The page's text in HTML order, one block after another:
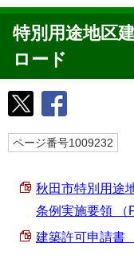
特別用途地区
ロード
ページ番号1009232
秋田市特別用途
条例実施要領 （
建築許可申請書